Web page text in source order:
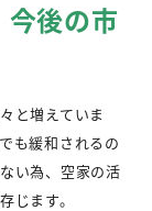
後の市
と増えていま
も緩和されるの
い為、空家の活
じます。